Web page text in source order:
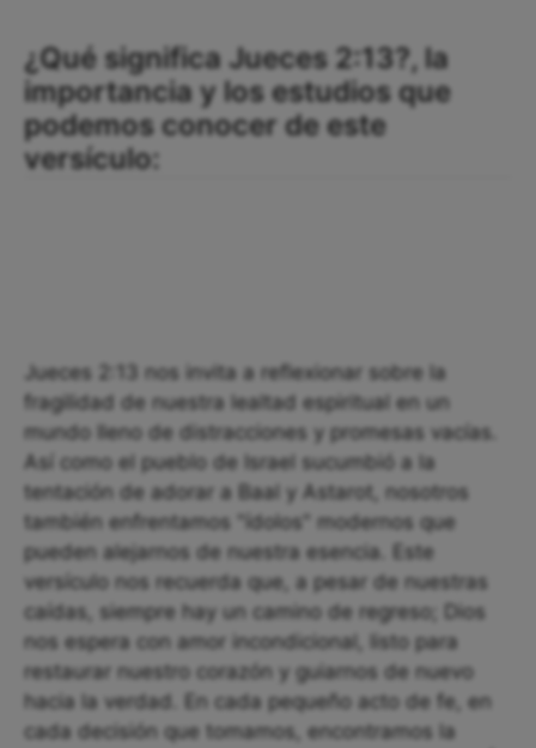
¿Qué significa Jueces 2:13?, la
importancia y los estudios que
podemos conocer de este
versículo:
Jueces 2:13 nos invita a reflexionar sobre la
fragilidad de nuestra lealtad espiritual en un
mundo lleno de distracciones y promesas vacías.
Así como el pueblo de Israel sucumbió a la
tentación de adorar a Baal y Astarot, nosotros
también enfrentamos "ídolos" modernos que
pueden alejarnos de nuestra esencia. Este
versículo nos recuerda que, a pesar de nuestras
caídas, siempre hay un camino de regreso; Dios
nos espera con amor incondicional, listo para
restaurar nuestro corazón y guiarnos de nuevo
hacia la verdad. En cada pequeño acto de fe, en
cada decisión que tomamos, encontramos la